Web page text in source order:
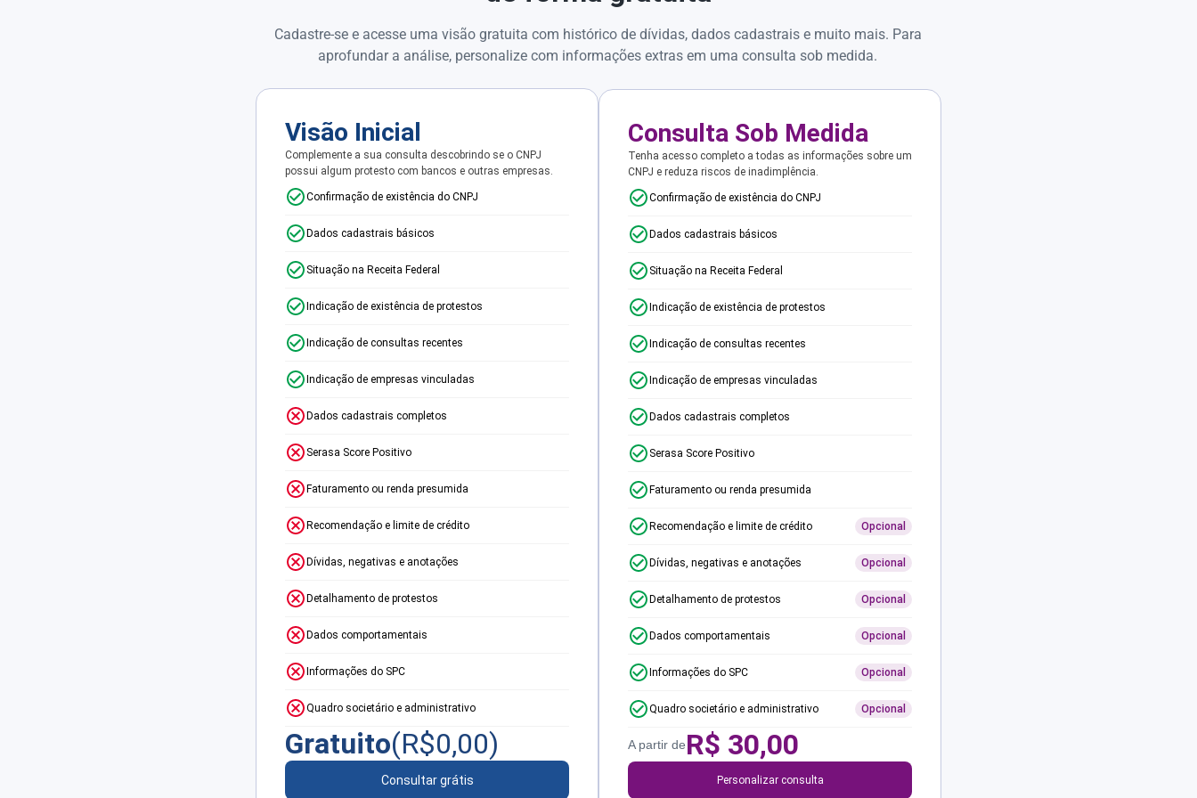
Cadastre-se e acesse uma visão gratuita com histórico de dívidas, dados cadastrais e muito mais. Para
aprofundar a análise, personalize com informações extras em uma consulta sob medida.
Visão Inicial
Complemente a sua consulta descobrindo se o CNPJ
possui algum protesto com bancos e outras empresas.
Confirmação de existência do CNPJ
Dados cadastrais básicos
Situação na Receita Federal
Indicação de existência de protestos
Indicação de consultas recentes
Indicação de empresas vinculadas
Dados cadastrais completos
Serasa Score Positivo
Faturamento ou renda presumida
Recomendação e limite de crédito
Dívidas, negativas e anotações
Detalhamento de protestos
Dados comportamentais
Informações do SPC
Quadro societário e administrativo
Gratuito(R$0,00)
Consultar grátis
Consulta Sob Medida
Tenha acesso completo a todas as informações sobre um
CNPJ e reduza riscos de inadimplência.
Confirmação de existência do CNPJ
Dados cadastrais básicos
Situação na Receita Federal
Indicação de existência de protestos
Indicação de consultas recentes
Indicação de empresas vinculadas
Dados cadastrais completos
Serasa Score Positivo
Faturamento ou renda presumida
Recomendação e limite de crédito Opcional
Dívidas, negativas e anotações Opcional
Detalhamento de protestos Opcional
Dados comportamentais Opcional
Informações do SPC Opcional
Quadro societário e administrativo Opcional
A partir deR$ 30,00
Personalizar consulta